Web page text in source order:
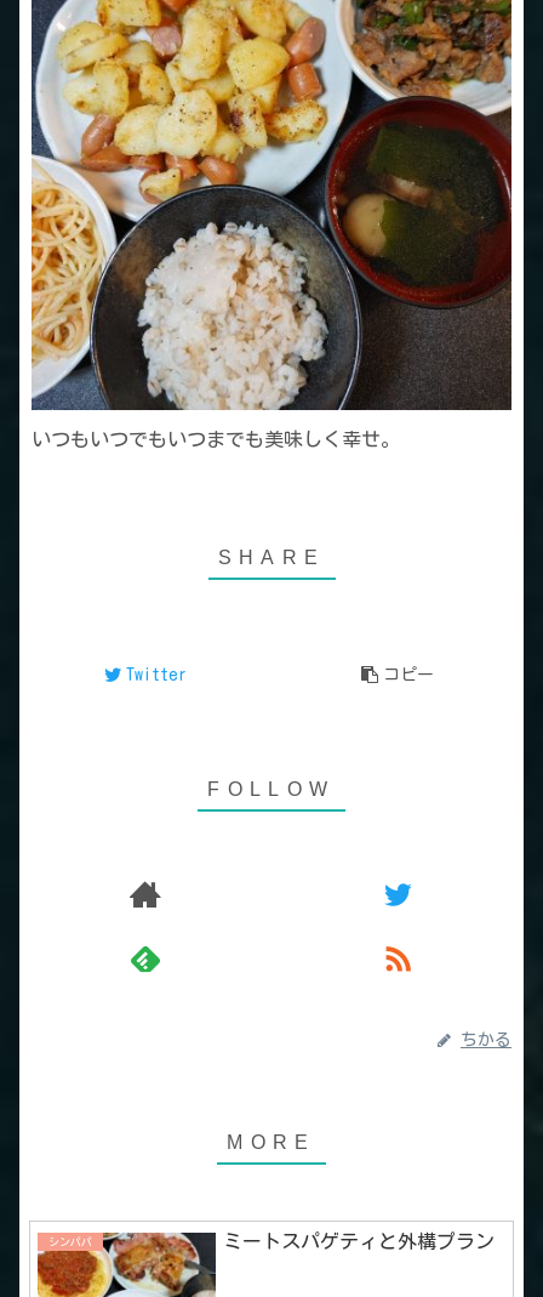
いつもいつでもいつまでも美味しく幸せ。
Twitter コピー
ちかる
シンパパ ミートスパゲティと外構プラン